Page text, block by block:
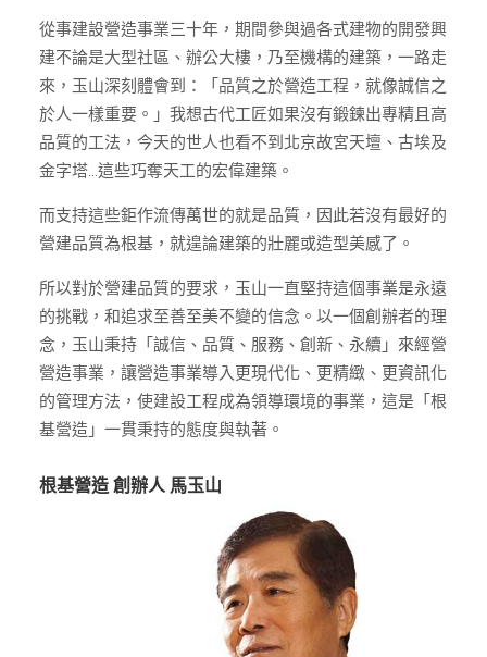
從事建設營造事業三十年，期間參與過各式建物的開發興
建不論是大型社區、辦公大樓，乃至機構的建築，一路走
來，玉山深刻體會到：「品質之於營造工程，就像誠信之
於人一樣重要。」我想古代工匠如果沒有鍛鍊出專精且高
品質的工法，今天的世人也看不到北京故宮天壇、古埃及
金字塔…這些巧奪天工的宏偉建築。
而支持這些鉅作流傳萬世的就是品質，因此若沒有最好的
營建品質為根基，就遑論建築的壯麗或造型美感了。
所以對於營建品質的要求，玉山一直堅持這個事業是永遠
的挑戰，和追求至善至美不變的信念。以一個創辦者的理
念，玉山秉持「誠信、品質、服務、創新、永續」來經營
營造事業，讓營造事業導入更現代化、更精緻、更資訊化
的管理方法，使建設工程成為領導環境的事業，這是「根
基營造」一貫秉持的態度與執著。
根基營造 創辦人 馬玉山